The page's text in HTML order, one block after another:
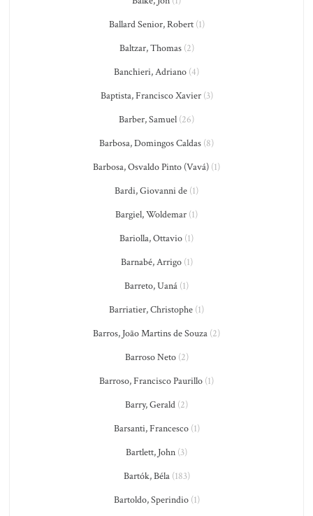
Ballard Senior, Robert(1)
Baltzar, Thomas(2)
Banchieri, Adriano (4)
Baptista, Francisco Xavier(3)
Barber, Samuel (26)
Barbosa, Domingos Caldas (8)
Barbosa, Osvaldo Pinto (Vavá) (1)
Bardi, Giovanni de (1)
Bargiel, Woldemar (1)
Bariolla, Ottavio (1)
Barnabé, Arrigo(1)
Barreto, Uaná (1)
Barriatier, Christophe (1)
Barros, João Martins de Souza (2)
Barroso Neto(2)
Barroso, Francisco Paurillo (1)
Barry, Gerald (2)
Barsanti, Francesco(1)
Bartlett, John (3)
Bartók, Béla(183)
Bartoldo, Sperindio(1)